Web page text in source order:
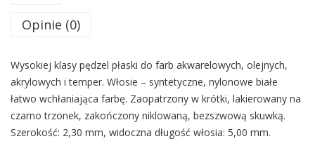
Opinie (0)
Wysokiej klasy pędzel płaski do farb akwarelowych, olejnych,
akrylowych i temper. Włosie – syntetyczne, nylonowe białe
łatwo wchłaniająca farbę. Zaopatrzony w krótki, lakierowany na
czarno trzonek, zakończony niklowaną, bezszwową skuwką.
Szerokość: 2,30 mm, widoczna długość włosia: 5,00 mm.